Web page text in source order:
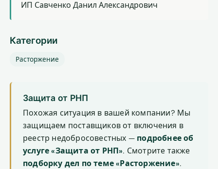
ИП Савченко Данил Александрович
Категории
Расторжение
Защита от РНП
Похожая ситуация в вашей компании? Мы
защищаем поставщиков от включения в
реестр недобросовестных — подробнее об
услуге «Защита от РНП». Смотрите также
подборку дел по теме «Расторжение».